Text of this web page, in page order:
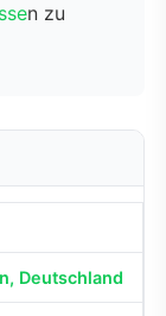
n zu
Deutschland